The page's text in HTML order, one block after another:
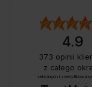
4.9
373 opinii
z całego
zebranych i